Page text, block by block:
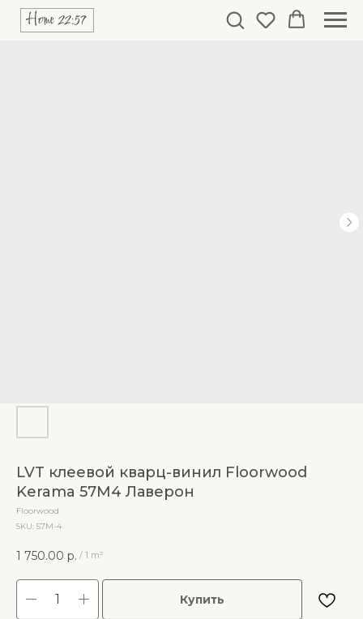
LVT клеевой кварц-винил Floorwood
Kerama 57M4 Лаверон
Floorwood
SKU: 57M-4
1 750.00 р. / 1 m²
Купить